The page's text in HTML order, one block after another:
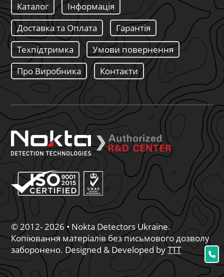
Каталог
Інформація
Доставка та Оплата
Гарантія
Техпідтримка
Умови повернення
Про Виробника
Контакти
© 2012- 2026 • Nokta Detectors Ukraine.
Копіювання матеріалів без письмового дозволу
заборонено. Designed & Developed byTTT